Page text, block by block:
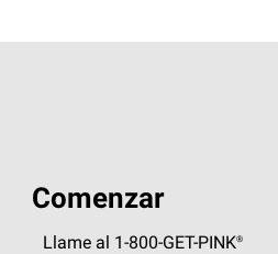
Comenzar
Llame al 1-800-GET-PINK®